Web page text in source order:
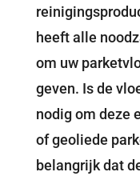
heeft alle
om uw
geven. Is de
nodig om deze
of geoliede
belangrijk dat